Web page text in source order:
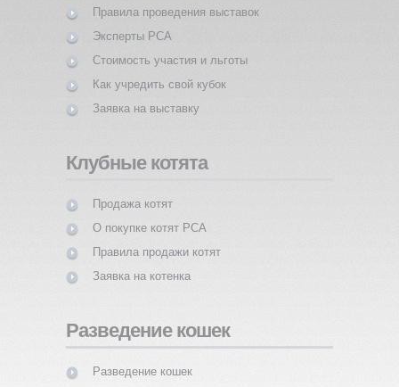
Правила проведения выставок
Эксперты PCA
Стоимость участия и льготы
Как учредить свой кубок
Заявка на выставку
Клубные котята
Продажа котят
О покупке котят PCA
Правила продажи котят
Заявка на котенка
Разведение кошек
Разведение кошек